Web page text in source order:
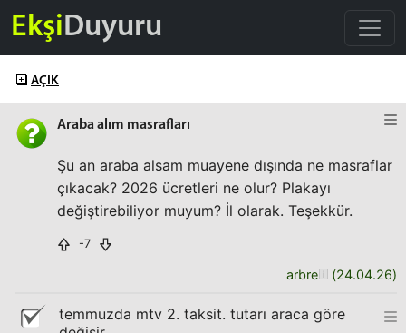
EkşiDuyuru
AÇIK
Araba alım masrafları
Şu an araba alsam muayene dışında ne masraflar
çıkacak? 2026 ücretleri ne olur? Plakayı
değiştirebiliyor muyum? İl olarak. Teşekkür.
-7
arbre (24.04.26)
temmuzda mtv 2. taksit. tutarı araca göre